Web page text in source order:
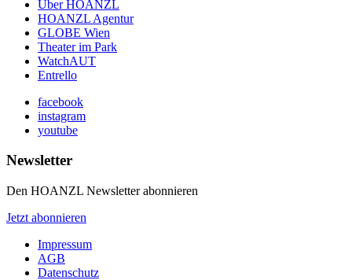
Über HOANZL
HOANZL Agentur
GLOBE Wien
Theater im Park
WatchAUT
Entrello
facebook
instagram
youtube
Newsletter
Den HOANZL Newsletter abonnieren
Jetzt abonnieren
Impressum
AGB
Datenschutz